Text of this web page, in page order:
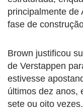
principalmente de
fase de
Brown justificou
de Verstappen
estivesse
últimos dez anos,
sete ou oito